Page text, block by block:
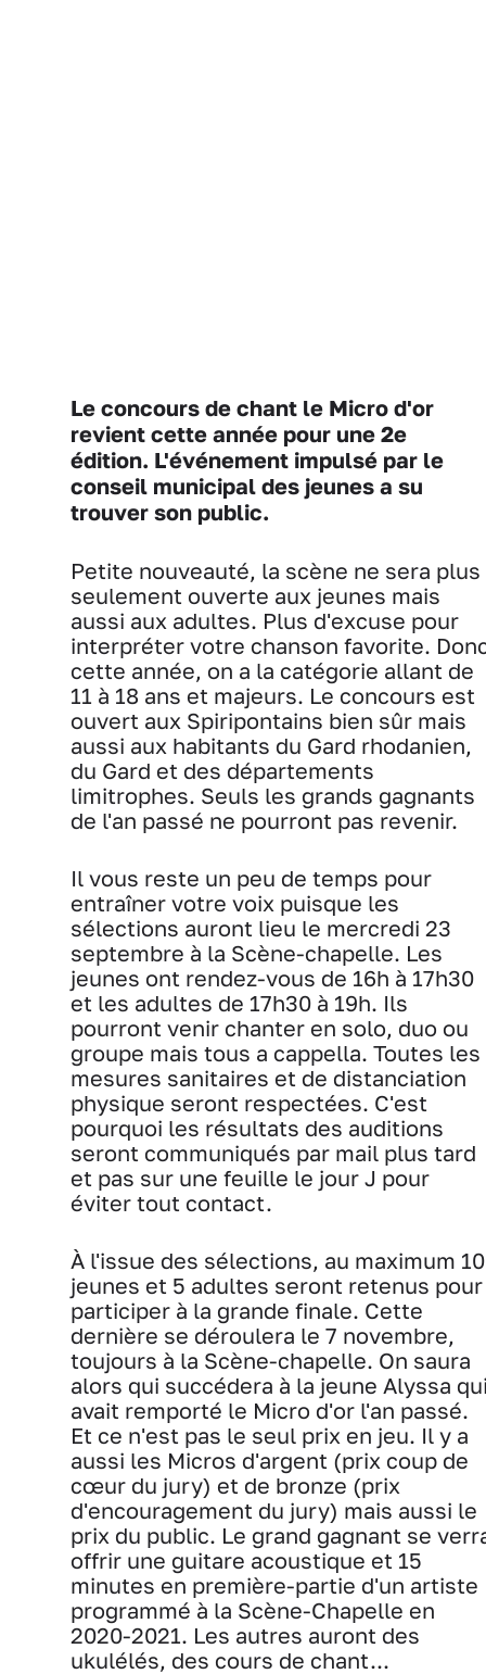
Le concours de chant le Micro d'or
revient cette année pour une 2e
édition. L'événement impulsé par le
conseil municipal des jeunes a su
trouver son public.
Petite nouveauté, la scène ne sera plus
seulement ouverte aux jeunes mais
aussi aux adultes. Plus d'excuse pour
interpréter votre chanson favorite.
cette année, on a la catégorie allant de
11 à 18 ans et majeurs. Le concours est
ouvert aux Spiripontains bien sûr mais
aussi aux habitants du Gard rhodanien,
du Gard et des départements
limitrophes. Seuls les grands gagnants
de l'an passé ne pourront pas revenir.
Il vous reste un peu de temps pour
entraîner votre voix puisque les
sélections auront lieu le mercredi 23
septembre à la Scène-chapelle. Les
jeunes ont rendez-vous de 16h à 17h30
et les adultes de 17h30 à 19h. Ils
pourront venir chanter en solo, duo ou
groupe mais tous a cappella. Toutes les
mesures sanitaires et de distanciation
physique seront respectées. C'est
pourquoi les résultats des auditions
seront communiqués par mail plus tard
et pas sur une feuille le jour J pour
éviter tout contact.
À l'issue des sélections, au maximum 10
jeunes et 5 adultes seront retenus pour
participer à la grande finale. Cette
dernière se déroulera le 7 novembre,
toujours à la Scène-chapelle. On saura
alors qui succédera à la jeune Alyssa
avait remporté le Micro d'or l'an passé.
Et ce n'est pas le seul prix en jeu. Il y a
aussi les Micros d'argent (prix coup de
cœur du jury) et de bronze (prix
d'encouragement du jury) mais aussi le
prix du public. Le grand gagnant se
offrir une guitare acoustique et 15
minutes en première-partie d'un artiste
programmé à la Scène-Chapelle en
2020-2021. Les autres auront des
ukulélés, des cours de chant...